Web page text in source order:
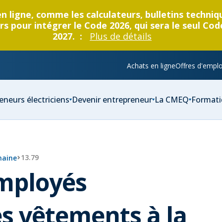
comme les calculateurs, bulletins
pour intégrer le Code 2026, qui sera le seul
2027. :
Plus de détails
Achats en ligneOffres
électriciens Devenir entrepreneur La CMEQ
13.79
vêtements à la